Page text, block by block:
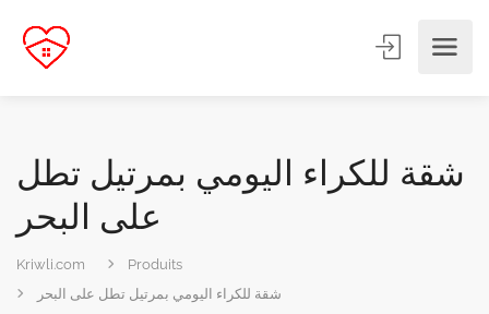
شقة للكراء اليومي بمرتيل تطل
على البحر
Kriwli.com
Produits
شقة للكراء اليومي بمرتيل تطل على البحر